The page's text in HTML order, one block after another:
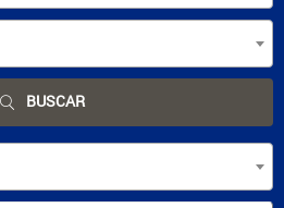
BUSCAR